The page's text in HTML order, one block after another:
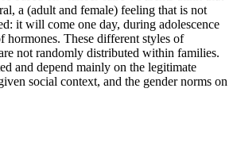
a (adult and female) feeling that is not
it will come one day, during adolescence
hormones. These different styles of
not randomly distributed within families.
and depend mainly on the legitimate
social context, and the gender norms on